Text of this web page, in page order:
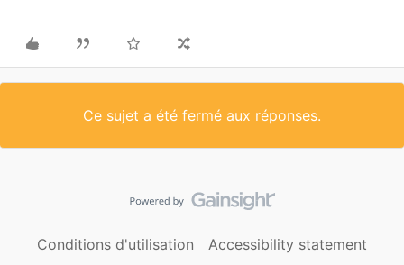
Ce sujet a été fermé aux réponses.
Conditions d'utilisation Accessibility statement